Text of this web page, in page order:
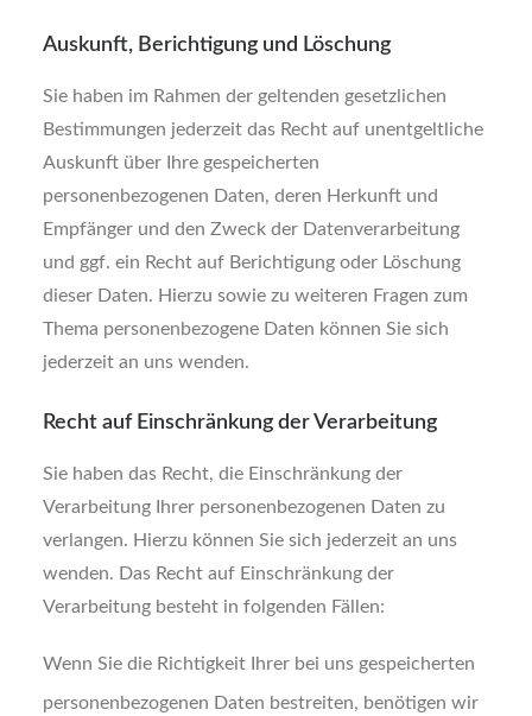
Auskunft, Berichtigung und Löschung
Sie haben im Rahmen der geltenden gesetzlichen
Bestimmungen jederzeit das Recht auf unentgeltliche
Auskunft über Ihre gespeicherten
personenbezogenen Daten, deren Herkunft und
Empfänger und den Zweck der Datenverarbeitung
und ggf. ein Recht auf Berichtigung oder Löschung
dieser Daten. Hierzu sowie zu weiteren Fragen zum
Thema personenbezogene Daten können Sie sich
jederzeit an uns wenden.
Recht auf Einschränkung der Verarbeitung
Sie haben das Recht, die Einschränkung der
Verarbeitung Ihrer personenbezogenen Daten zu
verlangen. Hierzu können Sie sich jederzeit an uns
wenden. Das Recht auf Einschränkung der
Verarbeitung besteht in folgenden Fällen:
Wenn Sie die Richtigkeit Ihrer bei uns gespeicherten
personenbezogenen Daten bestreiten, benötigen wir